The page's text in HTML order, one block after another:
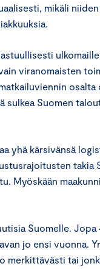
mikäli
viranomaisten
sulkea Suomen
yhä kärsivänsä
takia
Myöskään
Suomelle. Jopa
jo ensi vuonna.
merkittävästi tai